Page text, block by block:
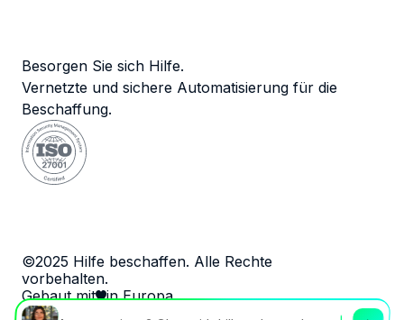
Besorgen Sie sich Hilfe.
Vernetzte und sichere Automatisierung für die
Beschaffung.
©2025 Hilfe beschaffen. Alle Rechte
vorbehalten.
Gebaut mit in Europa.